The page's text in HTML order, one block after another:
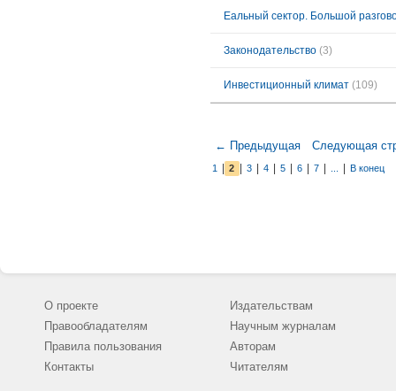
Еальный сектор. Большой
Законодательство (3)
Инвестиционный климат (109)
← Предыдущая Следующая
1 2 3 4 5 6 7 В конец
О проекте
Правообладателям
Правила пользования
Контакты
Издательствам
Научным журналам
Авторам
Читателям